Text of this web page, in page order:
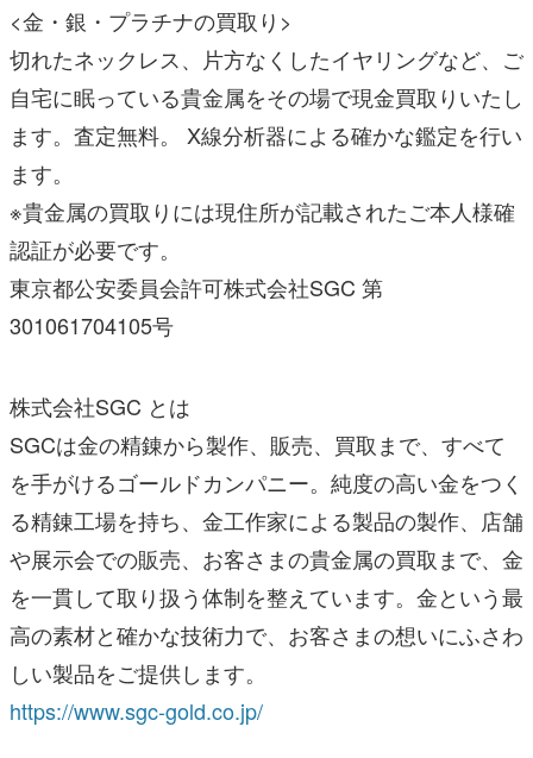
<金・銀・プラチナの買取り>
切れたネックレス、片方なくしたイヤリングなど、ご
自宅に眠っている貴金属をその場で現金買取りいたし
ます。査定無料。 X線分析器による確かな鑑定を行い
ます。
※貴金属の買取りには現住所が記載されたご本人様確
認証が必要です。
東京都公安委員会許可株式会社SGC 第
301061704105号
株式会社SGC とは
SGCは金の精錬から製作、販売、買取まで、すべて
を手がけるゴールドカンパニー。純度の高い金をつく
る精錬工場を持ち、金工作家による製品の製作、店舗
や展示会での販売、お客さまの貴金属の買取まで、金
を一貫して取り扱う体制を整えています。金という最
高の素材と確かな技術力で、お客さまの想いにふさわ
しい製品をご提供します。
https://www.sgc-gold.co.jp/